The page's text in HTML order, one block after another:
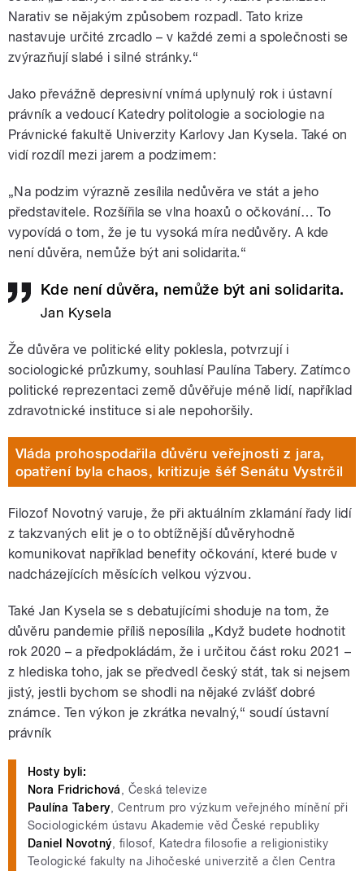
Narativ se nějakým způsobem rozpadl. Tato krize
nastavuje určité zrcadlo – v každé zemi a společnosti se
zvýrazňují slabé i silné stránky.“
Jako převážně depresivní vnímá uplynulý rok i ústavní
právník a vedoucí Katedry politologie a sociologie na
Právnické fakultě Univerzity Karlovy Jan Kysela. Také on
vidí rozdíl mezi jarem a podzimem:
„Na podzim výrazně zesílila nedůvěra ve stát a jeho
představitele. Rozšířila se vlna hoaxů o očkování… To
vypovídá o tom, že je tu vysoká míra nedůvěry. A kde
není důvěra, nemůže být ani solidarita.“
Kde není důvěra, nemůže být ani solidarita.
Jan Kysela
Že důvěra ve politické elity poklesla, potvrzují i
sociologické průzkumy, souhlasí Paulína Tabery. Zatímco
politické reprezentaci země důvěřuje méně lidí, například
zdravotnické instituce si ale nepohoršily.
Vláda prohospodařila důvěru veřejnosti z jara,
opatření byla chaos, kritizuje šéf Senátu Vystrčil
Filozof Novotný varuje, že při aktuálním zklamání řady lidí
z takzvaných elit je o to obtížnější důvěryhodně
komunikovat například benefity očkování, které bude v
nadcházejících měsících velkou výzvou.
Také Jan Kysela se s debatujícími shoduje na tom, že
důvěru pandemie příliš neposílila „Když budete hodnotit
rok 2020 – a předpokládám, že i určitou část roku 2021 –
z hlediska toho, jak se předvedl český stát, tak si nejsem
jistý, jestli bychom se shodli na nějaké zvlášť dobré
známce. Ten výkon je zkrátka nevalný,“ soudí ústavní
právník
Hosty byli:
Nora Fridrichová, Česká televize
Paulína Tabery, Centrum pro výzkum veřejného mínění při
Sociologickém ústavu Akademie věd České republiky
Daniel Novotný, filosof, Katedra filosofie a religionistiky
Teologické fakulty na Jihočeské univerzitě a člen Centra